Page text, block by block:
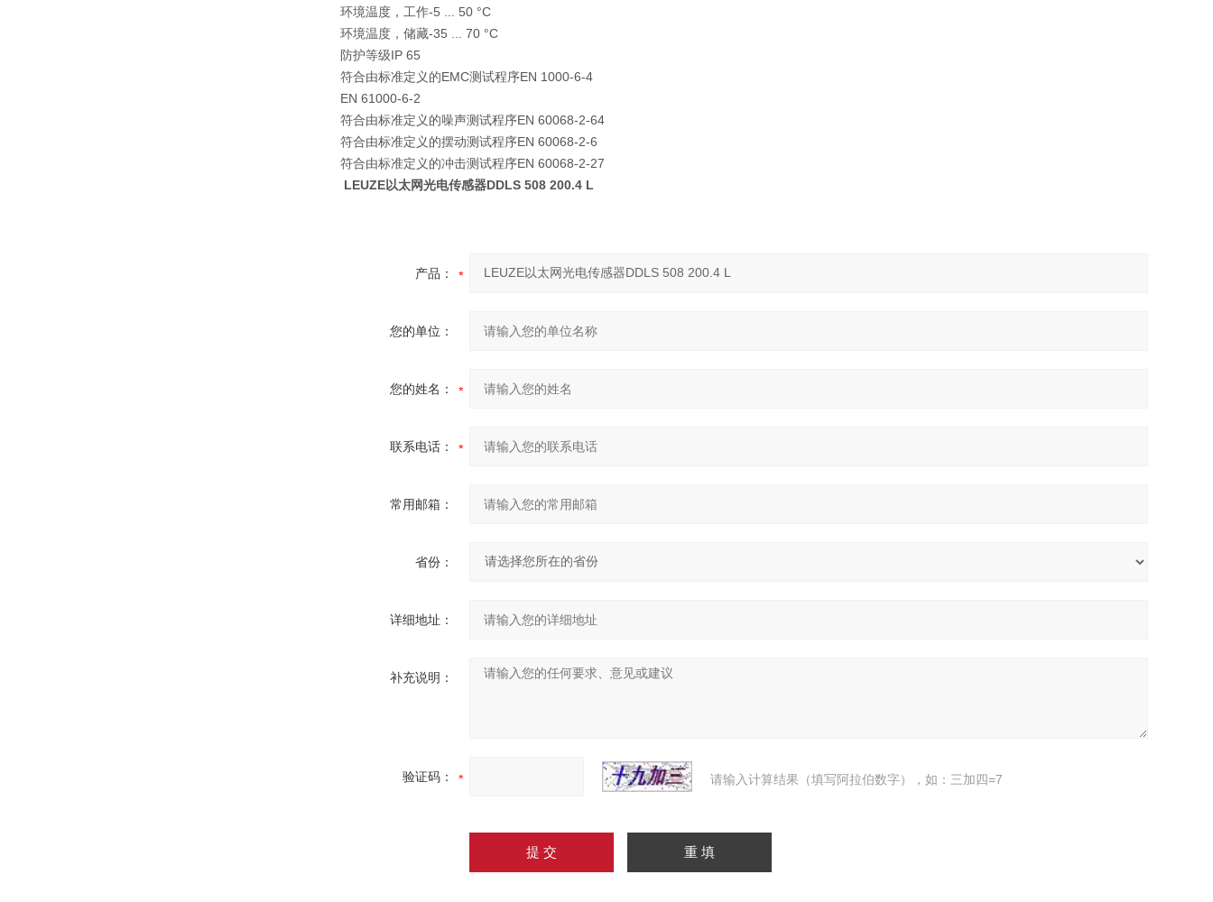
环境温度，工作-5 ... 50 °C
环境温度，储藏-35 ... 70 °C
防护等级IP 65
符合由标准定义的EMC测试程序EN 1000-6-4
EN 61000-6-2
符合由标准定义的噪声测试程序EN 60068-2-64
符合由标准定义的摆动测试程序EN 60068-2-6
符合由标准定义的冲击测试程序EN 60068-2-27
LEUZE以太网光电传感器DDLS 508 200.4 L
产品：
您的单位：
您的姓名：
联系电话：
常用邮箱：
省份：
详细地址：
补充说明：
验证码： 请输入计算结果（填写阿拉伯数字），如：三加四=7